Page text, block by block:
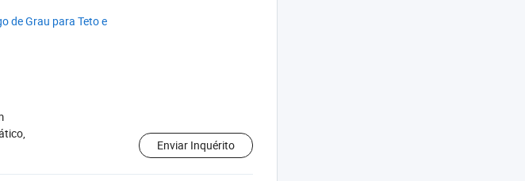
de Grau para Teto e
Enviar Inquérito